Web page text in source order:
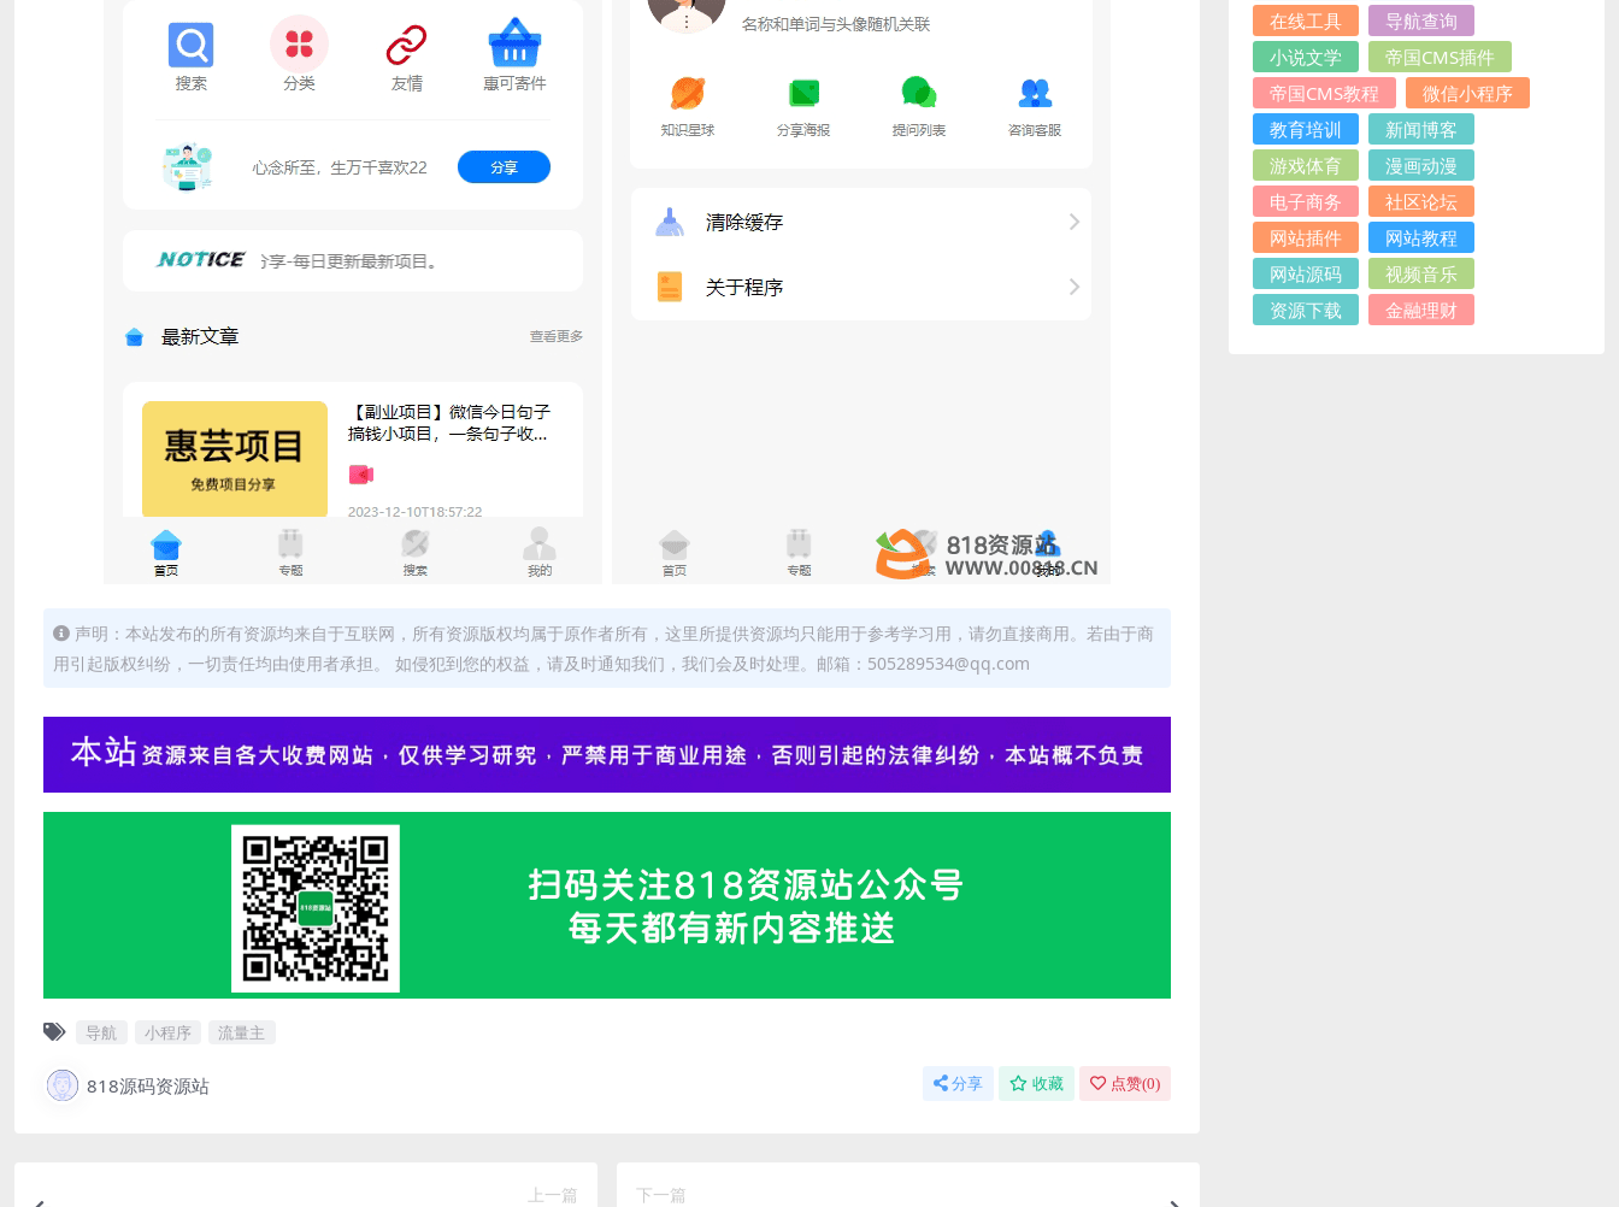
声明：本站发布的所有资源均来自于互联网，所有资源版权均属于原作者所有，这里所提供资源均只能用于参考学习用，请勿直接商用。若由于商
用引起版权纠纷，一切责任均由使用者承担。 如侵犯到您的权益，请及时通知我们，我们会及时处理。邮箱：505289534@qq.com
导航 小程序 流量主
818源码资源站 分享 收藏 点赞(0)
上一篇 下一篇
在线工具
导航查询
小说文学
帝国CMS插件
帝国CMS教程
微信小程序
教育培训
新闻博客
游戏体育
漫画动漫
电子商务
社区论坛
网站插件
网站教程
网站源码
视频音乐
资源下载
金融理财